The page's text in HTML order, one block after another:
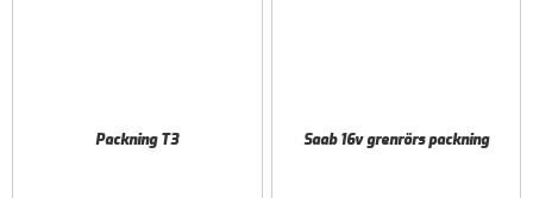
Packning T3 Saab 16v grenrörs packning